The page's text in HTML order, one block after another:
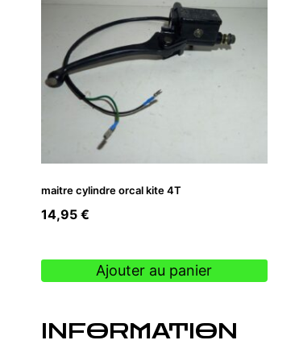
maitre cylindre orcal kite 4T
14,95 €
Ajouter au panier
INFORMATION